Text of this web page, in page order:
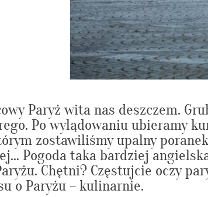
Paryż wita nas deszczem.
Po wylądowaniu ubieramy
zostawiliśmy upalny
Pogoda taka bardziej
Chętni? Częstujcie oczy
o Paryżu – kulinarnie.